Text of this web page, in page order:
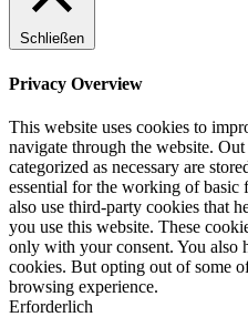
Schließen
Privacy Overview
This website uses cookies to
navigate through the website.
categorized as necessary are
essential for the working of basic
also use third-party cookies that
you use this website. These
only with your consent. You also
cookies. But opting out of some
browsing experience.
Erforderlich